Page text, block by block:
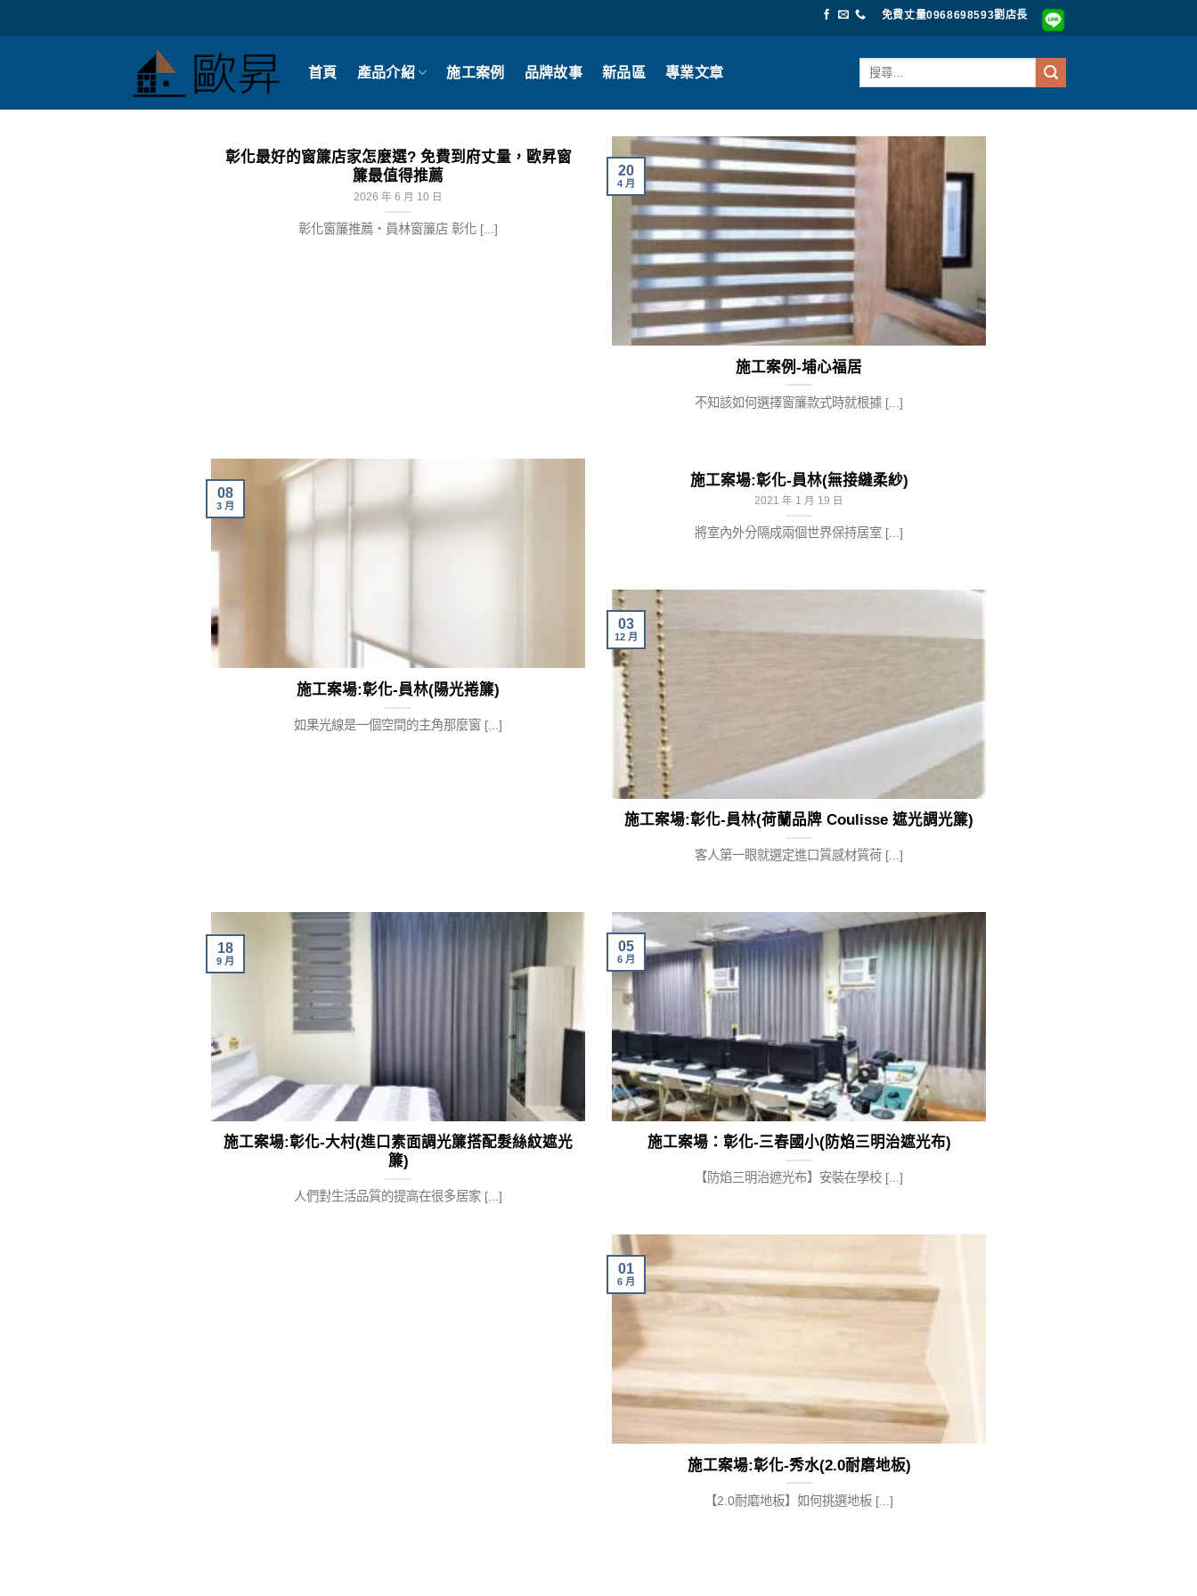
to
免費丈量0968698593劉店長
首頁 產品介紹 施工案例 品牌故事 新品區 專業文章
彰化最好的窗簾店家怎麼選? 免費到府丈量，歐昇窗
簾最值得推薦
2026 年 6 月 10 日
彰化窗簾推薦・員林窗簾店 彰化 [...]
施工案例-埔心福居
不知該如何選擇窗簾款式時就根據 [...]
20
4 月
施工案場:彰化-員林(陽光捲簾)
如果光線是一個空間的主角那麼窗 [...]
08
3 月
施工案場:彰化-員林(無接縫柔紗)
2021 年 1 月 19 日
將室內外分隔成兩個世界保持居室 [...]
施工案場:彰化-員林(荷蘭品牌 Coulisse 遮光調光簾)
客人第一眼就選定進口質感材質荷 [...]
03
12 月
施工案場:彰化-大村(進口素面調光簾搭配髮絲紋遮光
簾)
人們對生活品質的提高在很多居家 [...]
18
9 月
施工案場：彰化-三春國小(防焰三明治遮光布)
【防焰三明治遮光布】安裝在學校 [...]
05
6 月
施工案場:彰化-秀水(2.0耐磨地板)
【2.0耐磨地板】如何挑選地板 [...]
01
6 月